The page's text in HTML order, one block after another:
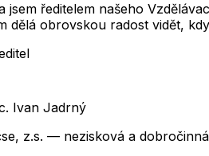
jsem ředitelem našeho
dělá obrovskou radost vidět,
Ivan Jadrný
z.s. — nezisková a